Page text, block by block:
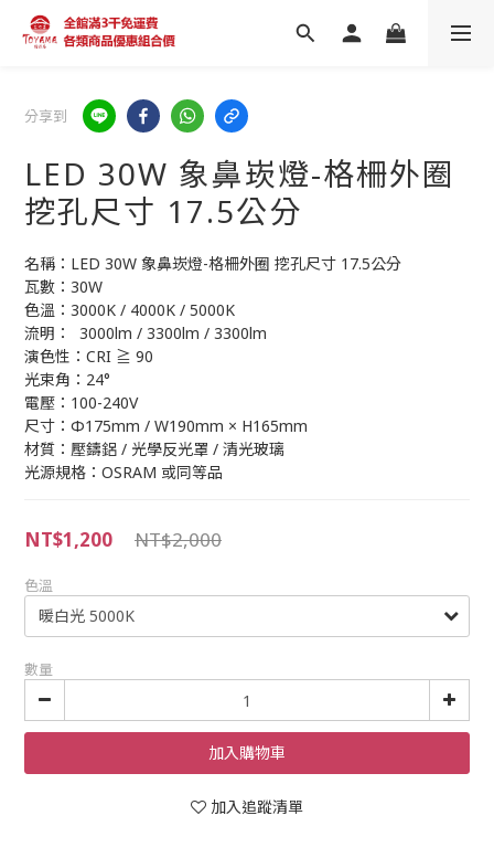
分享到
LED 30W 象鼻崁燈-格柵外圈
挖孔尺寸 17.5公分
名稱：LED 30W 象鼻崁燈-格柵外圈 挖孔尺寸 17.5公分
瓦數：30W
色溫：3000K / 4000K / 5000K
流明：  3000lm / 3300lm / 3300lm
演色性：CRI ≧ 90
光束角：24°
電壓：100-240V
尺寸：Φ175mm / W190mm × H165mm
材質：壓鑄鋁 / 光學反光罩 / 清光玻璃
光源規格：OSRAM 或同等品
NT$2,000
NT$1,200
色溫
數量
加入購物車
加入追蹤清單